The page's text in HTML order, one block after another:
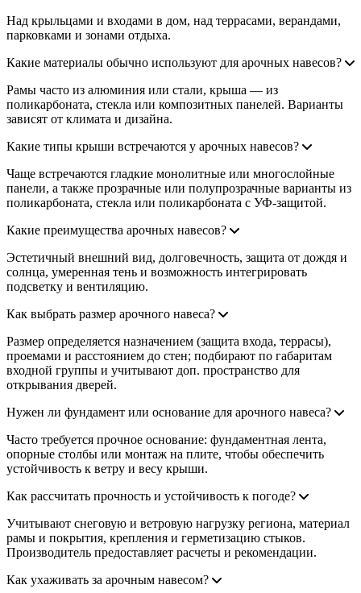
Над крыльцами и входами в дом, над террасами, верандами,
парковками и зонами отдыха.
Какие материалы обычно используют для арочных навесов?
Рамы часто из алюминия или стали, крыша — из
поликарбоната, стекла или композитных панелей. Варианты
зависят от климата и дизайна.
Какие типы крыши встречаются у арочных навесов?
Чаще встречаются гладкие монолитные или многослойные
панели, а также прозрачные или полупрозрачные варианты из
поликарбоната, стекла или поликарбоната с УФ-защитой.
Какие преимущества арочных навесов?
Эстетичный внешний вид, долговечность, защита от дождя и
солнца, умеренная тень и возможность интегрировать
подсветку и вентиляцию.
Как выбрать размер арочного навеса?
Размер определяется назначением (защита входа, террасы),
проемами и расстоянием до стен; подбирают по габаритам
входной группы и учитывают доп. пространство для
открывания дверей.
Нужен ли фундамент или основание для арочного навеса?
Часто требуется прочное основание: фундаментная лента,
опорные столбы или монтаж на плите, чтобы обеспечить
устойчивость к ветру и весу крыши.
Как рассчитать прочность и устойчивость к погоде?
Учитывают снеговую и ветровую нагрузку региона, материал
рамы и покрытия, крепления и герметизацию стыков.
Производитель предоставляет расчеты и рекомендации.
Как ухаживать за арочным навесом?